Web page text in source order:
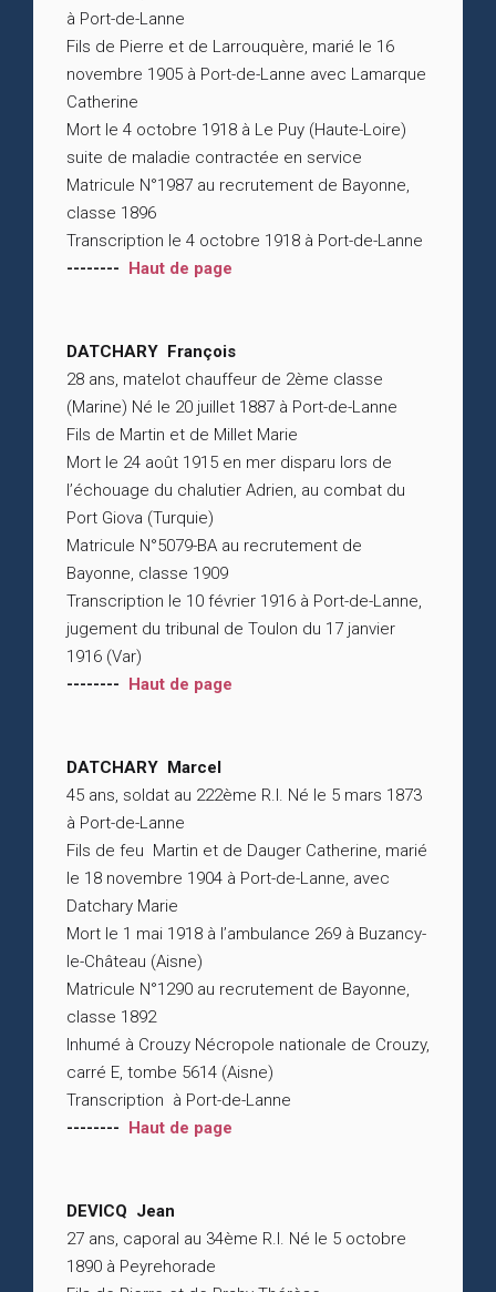
à Port-de-Lanne
Fils de Pierre et de Larrouquère, marié le 16
novembre 1905 à Port-de-Lanne avec Lamarque
Catherine
Mort le 4 octobre 1918 à Le Puy (Haute-Loire)
suite de maladie contractée en service
Matricule N°1987 au recrutement de Bayonne,
classe 1896
Transcription le 4 octobre 1918 à Port-de-Lanne
-------- Haut de page
DATCHARY François
28 ans, matelot chauffeur de 2ème classe
(Marine) Né le 20 juillet 1887 à Port-de-Lanne
Fils de Martin et de Millet Marie
Mort le 24 août 1915 en mer disparu lors de
l’échouage du chalutier Adrien, au combat du
Port Giova (Turquie)
Matricule N°5079-BA au recrutement de
Bayonne, classe 1909
Transcription le 10 février 1916 à Port-de-Lanne,
jugement du tribunal de Toulon du 17 janvier
1916 (Var)
-------- Haut de page
DATCHARY Marcel
45 ans, soldat au 222ème R.I. Né le 5 mars 1873
à Port-de-Lanne
Fils de feu Martin et de Dauger Catherine, marié
le 18 novembre 1904 à Port-de-Lanne, avec
Datchary Marie
Mort le 1 mai 1918 à l’ambulance 269 à Buzancy-
le-Château (Aisne)
Matricule N°1290 au recrutement de Bayonne,
classe 1892
Inhumé à Crouzy Nécropole nationale de Crouzy,
carré E, tombe 5614 (Aisne)
Transcription à Port-de-Lanne
-------- Haut de page
DEVICQ Jean
27 ans, caporal au 34ème R.I. Né le 5 octobre
1890 à Peyrehorade